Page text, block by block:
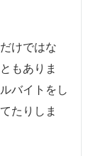
けではな
もありま
バイトをし
たりしま